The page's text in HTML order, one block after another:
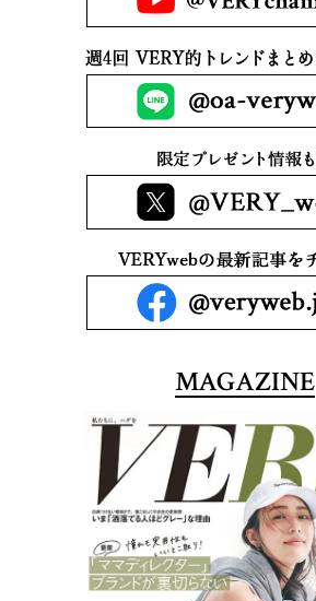
MAGAZINE